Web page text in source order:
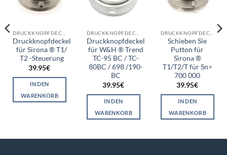
Druckknopfdeckel
für Sirona ® T1/
T2 -Steuerung
39.95€
IN DEN
WARENKORB
Druckknopfdeckel
für W&H ® Trend
TC-95 BC / TC-
80BC / 698 /190-
BC
39.95€
IN DEN
WARENKORB
Schieben Sie
Putton für
Sirona ®
T1/T2/T für Sn>
700 000
39.95€
IN DEN
WARENKORB